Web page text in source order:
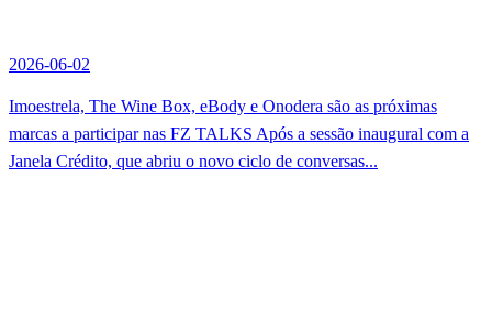
2026-06-02
Imoestrela, The Wine Box, eBody e Onodera são as próximas
marcas a participar nas FZ TALKS Após a sessão inaugural com a
Janela Crédito, que abriu o novo ciclo de conversas...